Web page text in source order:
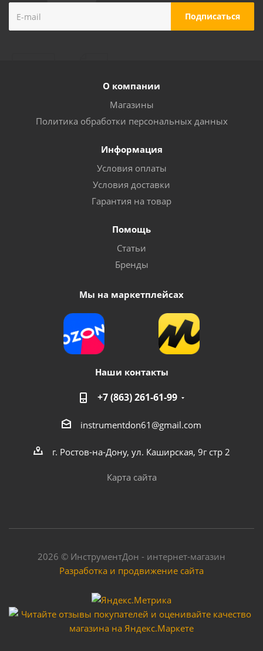
О компании
Магазины
Политика обработки персональных данных
Информация
Условия оплаты
Условия доставки
Гарантия на товар
Помощь
Статьи
Бренды
Мы на маркетплейсах
Наши контакты
+7 (863) 261-61-99
instrumentdon61@gmail.com
г. Ростов-на-Дону, ул. Каширская, 9г стр 2
Карта сайта
2026 © ИнструментДон - интернет-магазин
Разработка и продвижение сайта